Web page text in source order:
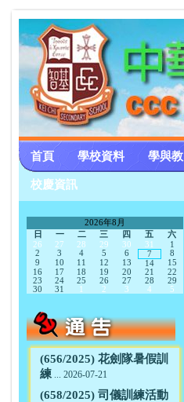
首頁 學校資料 學與教
校慶資訊
2026年8月
日
一 二 三 四 五
六
26
27 28 29 30 31
1
2
3 4 5 6 7
8
9
10 11 12 13 14
15
16
17 18 19 20 21
22
23
24 25 26 27 28
29
30
31 1 2 3 4 5
(656/2025) 花劍隊暑假訓
練 ... 2026-07-21
(658/2025) 司儀訓練活動